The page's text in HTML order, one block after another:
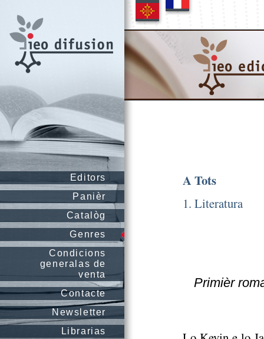
Editors
Panièr
Catalòg
Genres
Condicions
generalas de
venta
Contacte
Newsletter
Librarias
A Tots
1. Literatura
Primièr